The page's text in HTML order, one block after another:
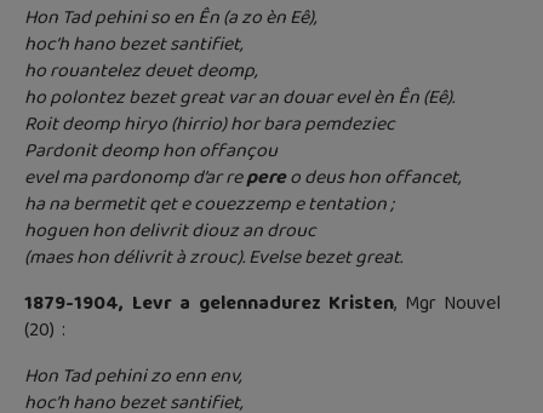
Hon Tad pehini so en Ên (a zo èn Eê),
hoc’h hano bezet santifiet,
ho rouantelez deuet deomp,
ho polontez bezet great var an douar evel èn Ên (Eê).
Roit deomp hiryo (hirrio) hor bara pemdeziec
Pardonit deomp hon offançou
evel ma pardonomp d’ar repereo deus hon offancet,
ha na bermetit qet e couezzemp e tentation ;
hoguen hon delivrit diouz an drouc
(maes hon délivrit à zrouc). Evelse bezet great.
1879-1904, Levr a gelennadurez Kristen, Mgr Nouvel
(20) :
Hon Tad pehini zo enn env,
hoc’h hano bezet santifiet,